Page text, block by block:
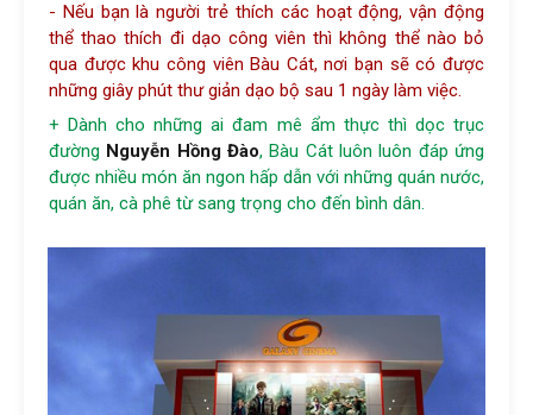
- Nếu bạn là người trẻ thích các hoạt động, vận động
thể thao thích đi dạo công viên thì không thể nào bỏ
qua được khu công viên Bàu Cát, nơi bạn sẽ có được
những giây phút thư giản dạo bộ sau 1 ngày làm việc.
+ Dành cho những ai đam mê ẩm thực thì dọc trục
đường Nguyễn Hồng Đào, Bàu Cát luôn luôn đáp ứng
được nhiều món ăn ngon hấp dẫn với những quán nước,
quán ăn, cà phê từ sang trọng cho đến bình dân.